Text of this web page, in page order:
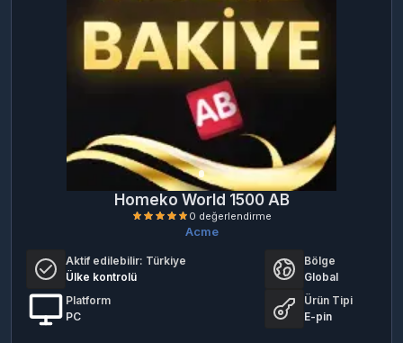
Homeko World 1500 AB
Acme
Aktif edilebilir: Türkiye
Ülke kontrolü
Bölge
Global
Platform
PC
Ürün Tipi
E-pin